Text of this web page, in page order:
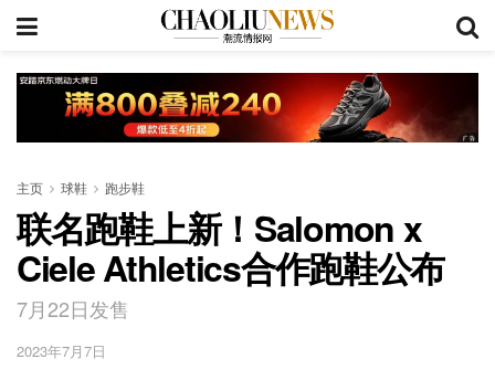
主页 球鞋 跑步鞋
联名跑鞋上新！Salomon x
Ciele Athletics合作跑鞋公布
7月22日发售
2023年7月7日